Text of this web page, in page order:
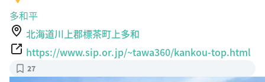
多和平
北海道川上郡標茶町上多和
https://www.sip.or.jp/~tawa360/kankou-top.html
27